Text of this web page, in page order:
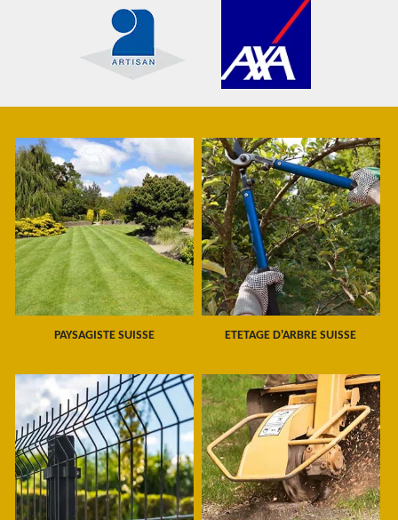
PAYSAGISTE SUISSE ETETAGE D'ARBRE SUISSE